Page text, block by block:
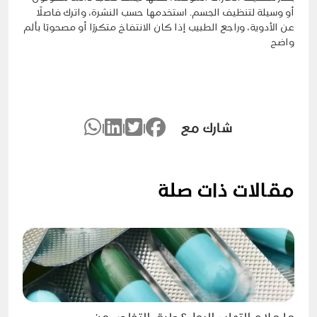
أو وسيلة لتنظيف الجسم. استخدمها حسب النشرة، واترك فاصلًا
عن الأدوية، وراجع الطبيب إذا كان الانتفاخ متكررًا أو مصحوبًا بألم
واضح
شارك مع
مقالات ذات صلة